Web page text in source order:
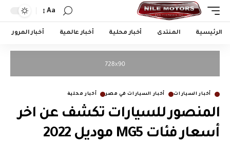
Aa
الرئيسية المنتدى أخبار محلية أخبار عالمية أخبار المرور
أخبار السيارات أخبار السيارات في مصر أخبار محلية
المنصور للسيارات تكشف عن اخر
أسعار فئات MG5 موديل 2022